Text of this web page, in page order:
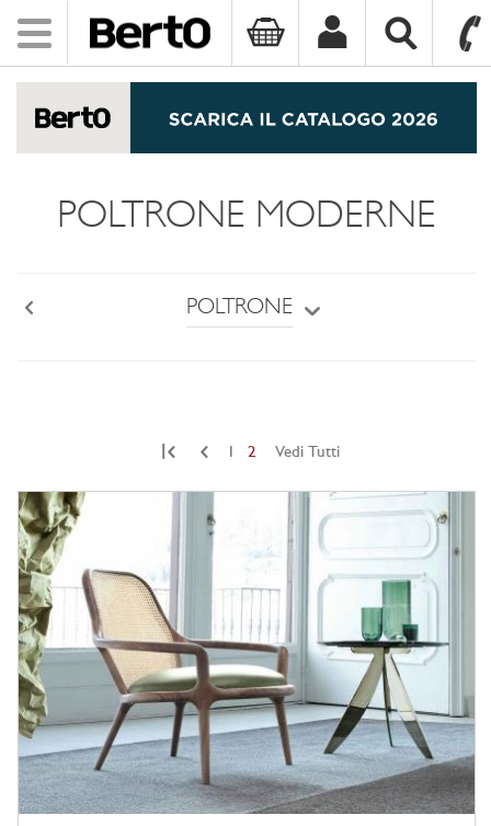
Toggle
navigation
POLTRONE MODERNE
POLTRONE
2 Vedi Tutti